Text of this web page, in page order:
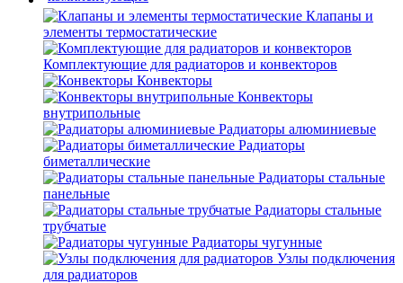
Клапаны и
элементы термостатические
Комплектующие для радиаторов и конвекторов
Конвекторы
Конвекторы
внутрипольные
Радиаторы алюминиевые
Радиаторы
биметаллические
Радиаторы стальные
панельные
Радиаторы стальные
трубчатые
Радиаторы чугунные
Узлы подключения
для радиаторов